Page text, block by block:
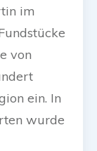
im
von
ein. In
wurde